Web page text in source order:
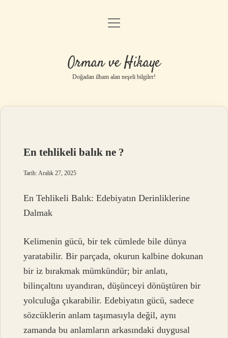
Anasayfa
Yasal Uyarı
menüyü
Orman ve Hikaye
Doğadan ilham alan neşeli bilgiler!
En tehlikeli balık ne ?
Tarih: Aralık 27, 2025
En Tehlikeli Balık: Edebiyatın Derinliklerine
Dalmak
Kelimenin gücü, bir tek cümlede bile dünya
yaratabilir. Bir parçada, okurun kalbine dokunan
bir iz bırakmak mümkündür; bir anlatı,
bilinçaltını uyandıran, düşünceyi dönüştüren bir
yolculuğa çıkarabilir. Edebiyatın gücü, sadece
sözcüklerin anlam taşımasıyla değil, aynı
zamanda bu anlamların arkasındaki duygusal